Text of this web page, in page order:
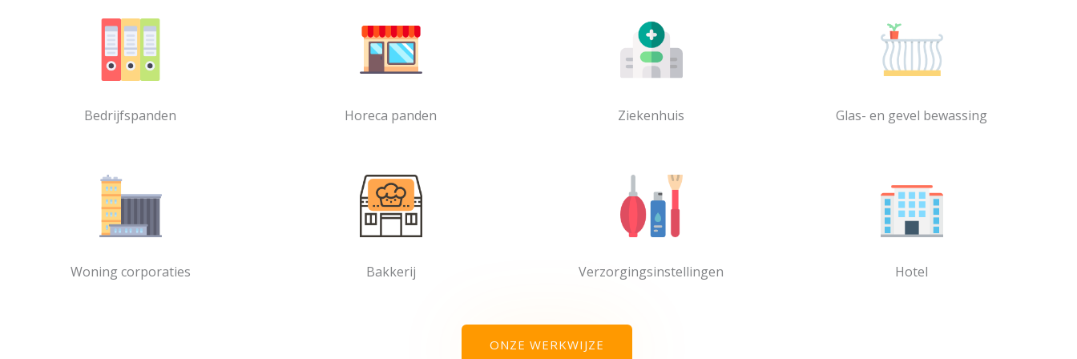
Bedrijfspanden Horeca panden Ziekenhuis Glas- en gevel bewassing
Woning corporaties Bakkerij Verzorgingsinstellingen Hotel
ONZE WERKWIJZE